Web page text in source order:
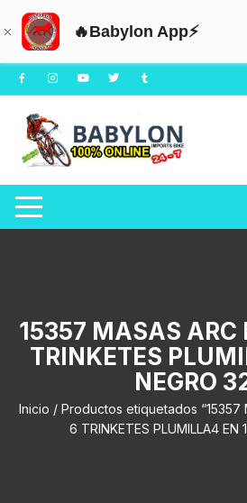
🔥Babylon App⚡
Saltar
al
contenido
15357 MASAS
TRINKETES
NEGRO
Inicio / Productos etiquetados “15357
6 TRINKETES PLUMILLA4 EN